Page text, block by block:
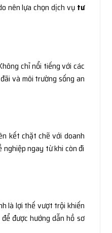
nên lựa chọn dịch vụ tư
chỉ nổi tiếng với các
và môi trường sống an
kết chặt chẽ với doanh
ngay từ khi còn đi
là lợi thế vượt trội khiến
để được hướng dẫn hồ sơ